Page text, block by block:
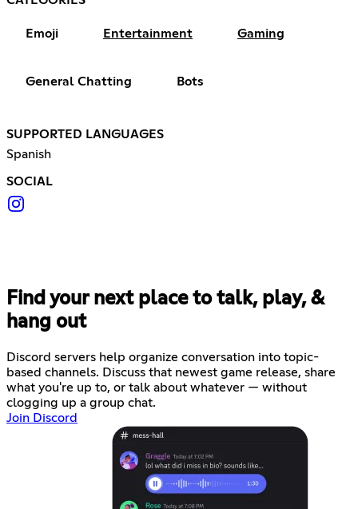
Emoji Entertainment Gaming
General Chatting Bots
SUPPORTED LANGUAGES
Spanish
SOCIAL
Find your next place to talk, play, &
hang out
Discord servers help organize conversation into topic-
based channels. Discuss that newest game release, share
what you're up to, or talk about whatever — without
clogging up a group chat.
Join Discord